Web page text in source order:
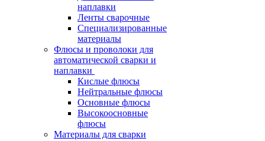
наплавки
Ленты сварочные
Специализированные
материалы
Флюсы и проволоки для
автоматической сварки и
наплавки
Кислые флюсы
Нейтральные флюсы
Основные флюсы
Высокоосновные
флюсы
Материалы для сварки